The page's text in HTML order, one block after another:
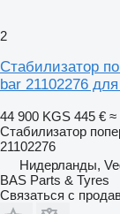
2
Стабилизатор
bar 21102276
44 900 KGS 445 € ≈
Стабилизатор
21102276
Нидерланды,
BAS Parts & Tyres
Связаться с